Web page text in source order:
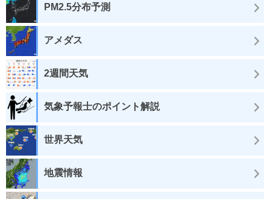
PM2.5分布予測
アメダス
2週間天気
気象予報士のポイント解説
世界天気
地震情報